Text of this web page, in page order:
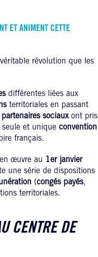
ET ANIMENT CETTE
révolution que les
différentes liées aux
territoriales en passant
partenaires sociauxont pris
et unique convention
français.
œuvre au 1er janvier
une série de dispositions
(congés payés,
territoriales.
CENTRE DE